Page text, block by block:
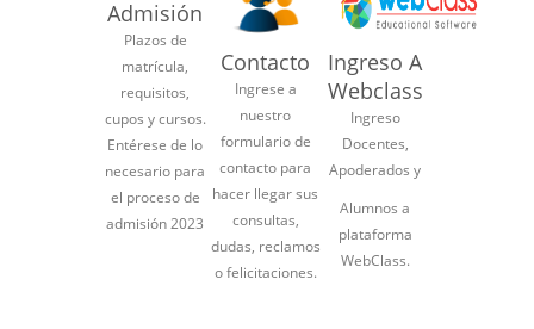
Admisión
Plazos de
matrícula,
requisitos,
cupos y cursos.
Entérese de lo
necesario para
el proceso de
admisión 2023
Contacto
Ingrese a
nuestro
formulario de
contacto para
hacer llegar sus
consultas,
dudas, reclamos
o felicitaciones.
Ingreso A
Webclass
Ingreso
Docentes,
Apoderados y
Alumnos a
plataforma
WebClass.